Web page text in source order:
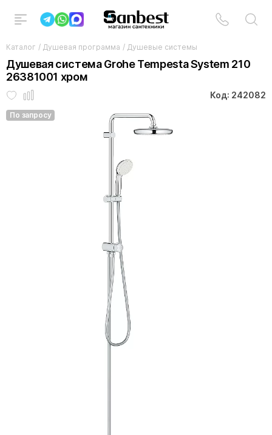
Каталог / Душевая программа / Душевые системы
Душевая система Grohe Tempesta System 210
26381001 хром
Код: 242082
По запросу